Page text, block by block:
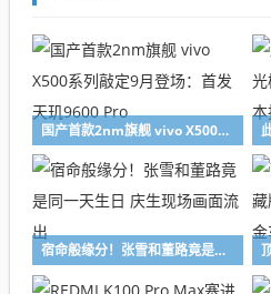
国产首款2nm旗舰 vivo X500系列敲定9月登场：首发天玑9600 Pro
宿命般缘分！张雪和董路竟是同一天生日 庆生现场画面流出